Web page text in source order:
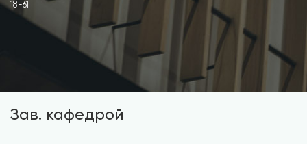
18-61
Зав. кафедрой